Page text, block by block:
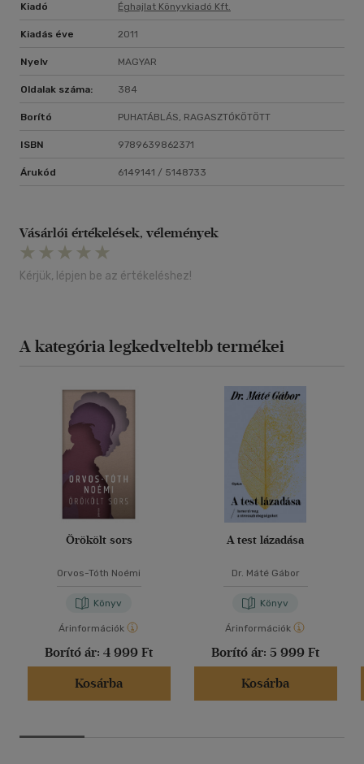
Kiadó Éghajlat Könyvkiadó Kft.
Kiadás éve 2011
Nyelv MAGYAR
Oldalak száma: 384
Borító PUHATÁBLÁS, RAGASZTÓKÖTÖTT
ISBN 9789639862371
Árukód 6149141 / 5148733
Vásárlói értékelések, vélemények
Kérjük, lépjen be az értékeléshez!
A kategória legkedveltebb termékei
Örökölt sors
Orvos-Tóth Noémi
Könyv
Árinformációk
Borító ár: 4 999 Ft
Kosárba
A test lázadása
Dr. Máté Gábor
Könyv
Árinformációk
Borító ár: 5 999 Ft
Kosárba